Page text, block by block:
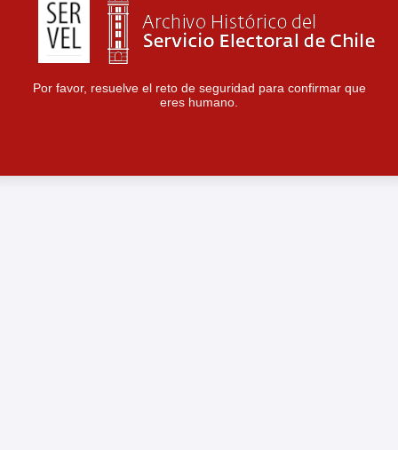
Por favor, resuelve el reto de seguridad para confirmar que
eres humano.